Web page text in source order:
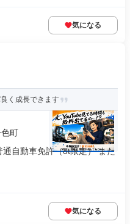
気になる
く成長できます
町
自動車免許（8t限定） また
気になる